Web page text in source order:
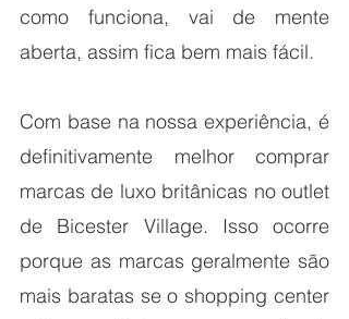
como funciona, vai de mente
aberta, assim fica bem mais fácil.
Com base na nossa experiência, é
definitivamente melhor comprar
marcas de luxo britânicas no outlet
de Bicester Village. Isso ocorre
porque as marcas geralmente são
mais baratas se o shopping center